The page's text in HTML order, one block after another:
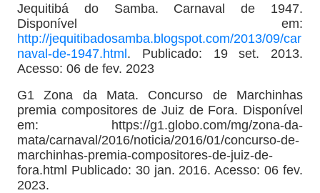
Jequitibá do Samba. Carnaval de 1947.
Disponível em:
http://jequitibadosamba.blogspot.com/2013/09/car
naval-de-1947.html. Publicado: 19 set. 2013.
Acesso: 06 de fev. 2023
G1 Zona da Mata. Concurso de Marchinhas
premia compositores de Juiz de Fora. Disponível
em: https://g1.globo.com/mg/zona-da-
mata/carnaval/2016/noticia/2016/01/concurso-de-
marchinhas-premia-compositores-de-juiz-de-
fora.html Publicado: 30 jan. 2016. Acesso: 06 fev.
2023.